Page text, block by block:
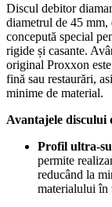
Discul debitor
diametrul de 45 mm,
concepută special
rigide și casante.
original Proxxon
fină sau restaurări,
minime de material.
Avantajele discului
Profil ultra-
permite
reducând la
materialului